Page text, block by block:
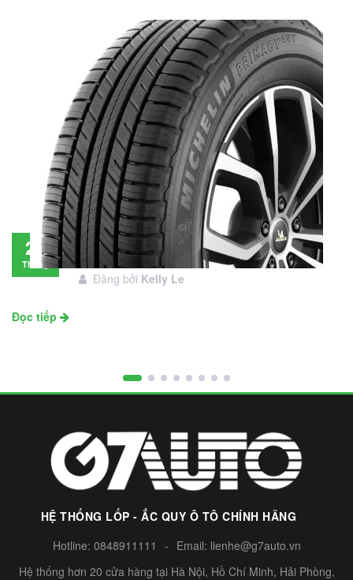
28
Tháng
Đánh giá lốp Michelin Primacy SUV: Đáng
đầu tư không?
Đăng bởi Kelly Le
Đọc tiếp
HỆ THỐNG LỐP - ẮC QUY Ô TÔ CHÍNH HÃNG
Hotline: 0848911111 - Email: lienhe@g7auto.vn
Hệ thống hơn 20 cửa hàng tại Hà Nội, Hồ Chí Minh, Hải Phòng,